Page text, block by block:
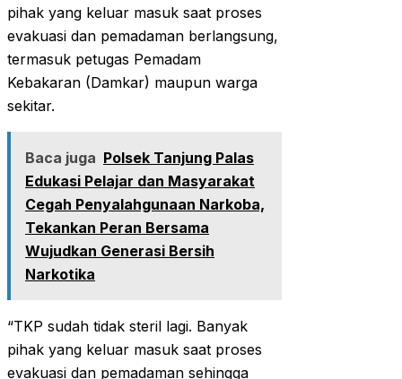
pihak yang keluar masuk saat proses
evakuasi dan pemadaman berlangsung,
termasuk petugas Pemadam
Kebakaran (Damkar) maupun warga
sekitar.
Baca juga Polsek Tanjung Palas
Edukasi Pelajar dan Masyarakat
Cegah Penyalahgunaan Narkoba,
Tekankan Peran Bersama
Wujudkan Generasi Bersih
Narkotika
“TKP sudah tidak steril lagi. Banyak
pihak yang keluar masuk saat proses
evakuasi dan pemadaman sehingga